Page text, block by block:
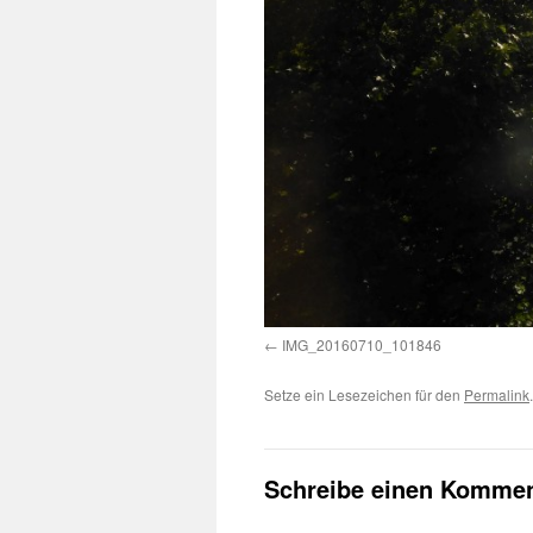
IMG_20160710_101846
Setze ein Lesezeichen für den Permalink.
Schreibe einen